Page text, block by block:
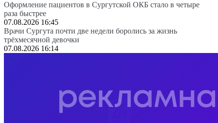
Оформление пациентов в Сургутской ОКБ стало в четыре
раза быстрее
07.08.2026 16:45
Врачи Сургута почти две недели боролись за жизнь
трёхмесячной девочки
07.08.2026 16:14